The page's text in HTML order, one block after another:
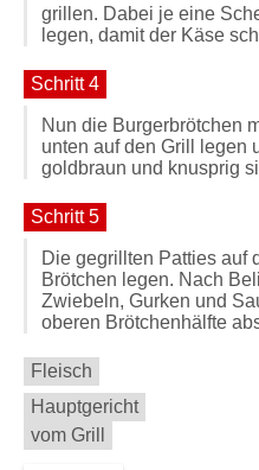
grillen. Dabei je eine
legen, damit der Käse
Schritt 4
Nun die Burgerbrötchen
unten auf den Grill legen
goldbraun und knusprig
Schritt 5
Die gegrillten Patties auf
Brötchen legen. Nach
Zwiebeln, Gurken und
oberen Brötchenhälfte
Fleisch
Hauptgericht
vom Grill